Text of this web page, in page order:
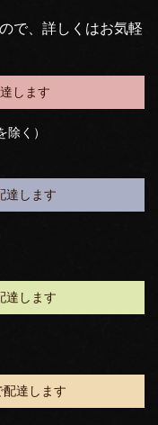
で、詳しくはお気軽
します
く）
達します
達します
配達します